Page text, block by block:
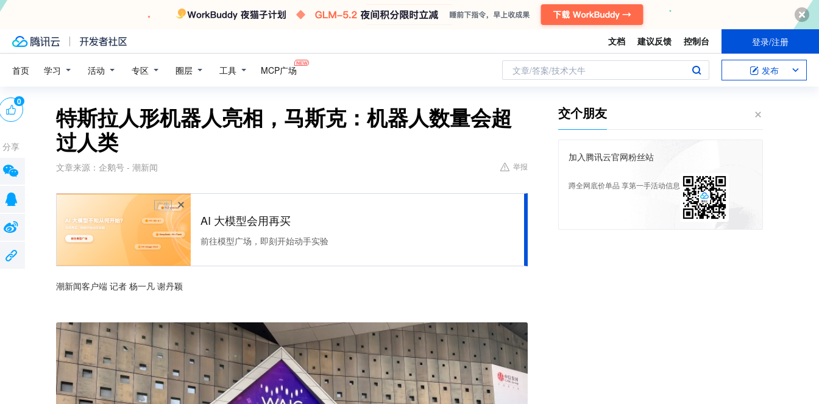
文档 建议反馈 控制台 登录/注册
首页 学习 活动 专区 圈层 工具 MCP广场 文章/答案/技术大牛 发布
特斯拉人形机器人亮相，马斯克：机器人数量会超
过人类
文章来源： 企鹅号 - 潮新闻 举报
广告
AI 大模型会用再买
前往模型广场，即刻开始动手实验
潮新闻客户端 记者 杨一凡 谢丹颖
0
分享
交个朋友
加入腾讯云官网粉丝站
蹲全网底价单品 享第一手活动信息